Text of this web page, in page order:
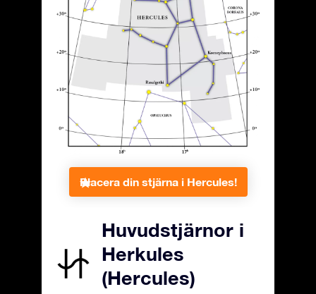
Placera din stjärna i Hercules!
Huvudstjärnor i
Herkules
(Hercules)